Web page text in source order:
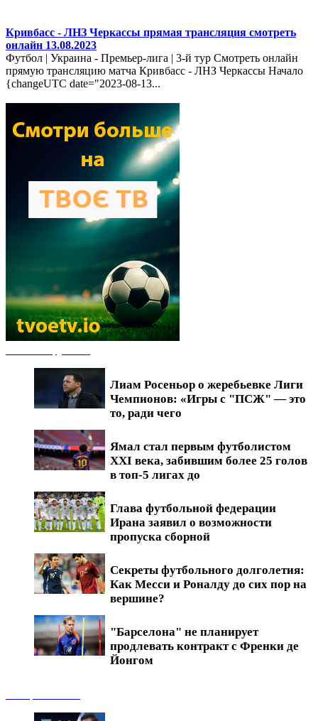
Кривбасс - ЛНЗ Черкассы прямая трансляция смотреть
онлайн 13.08.2023
Футбол | Украина - Премьер-лига | 3-й тур Смотреть онлайн
прямую трансляцию матча Кривбасс - ЛНЗ Черкассы Начало
{changeUTC date="2023-08-13...
Лиам Росеньор о жеребьевке Лиги
Чемпионов: «Игры с "ПСЖ" — это
то, ради чего
Ямал стал первым футболистом
XXI века, забившим более 25 голов
в топ-5 лигах до
Глава футбольной федерации
Ирана заявил о возможности
пропуска сборной
Секреты футбольного долголетия:
Как Месси и Роналду до сих пор на
вершине?
"Барселона" не планирует
продлевать контракт с Френки де
Йонгом